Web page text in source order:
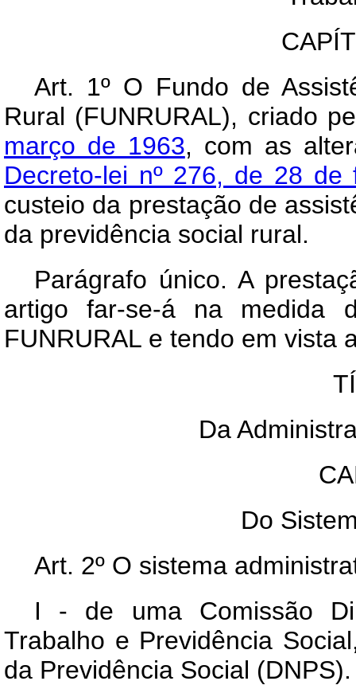
Art. 1º O Fundo de
Rural (FUNRURAL), criado
março de 1963, com as
Decreto-lei nº 276, de 28 de
custeio da prestação de
da previdência social rural.
Parágrafo único. A
artigo far-se-á na medida
FUNRURAL e tendo em vista
Da
Do
Art. 2º O sistema
I - de uma Comissão
Trabalho e Previdência
da Previdência Social (DNPS).